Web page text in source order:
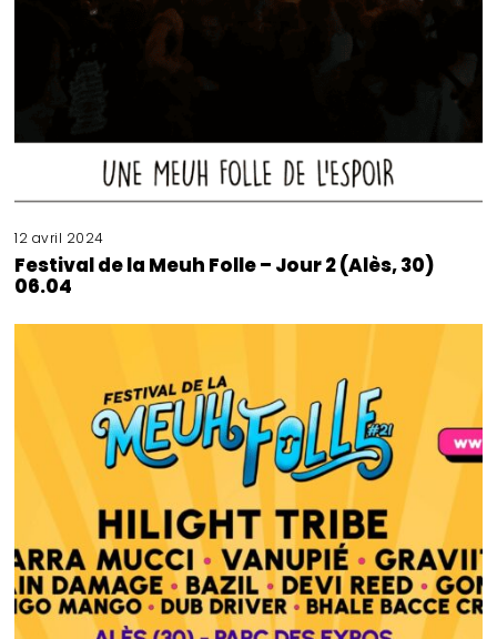
12 avril 2024
Festival de la Meuh Folle – Jour 2 (Alès, 30)
06.04